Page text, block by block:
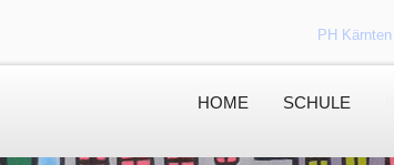
PH Kärnten
HOME SCHULE